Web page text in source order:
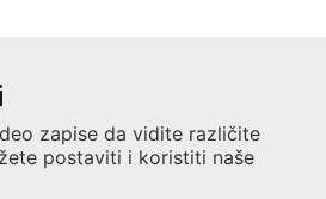
zapise da vidite različite
postaviti i koristiti naše